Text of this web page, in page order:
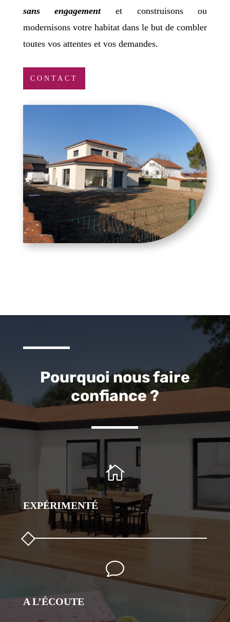
sans engagementet construisons ou
modernisons votre habitat dans le but de combler
toutes vos attentes et vos demandes.
CONTACT
Pourquoi nous faire
confiance ?

EXPÉRIMENTÉ
v
A L’ÉCOUTE